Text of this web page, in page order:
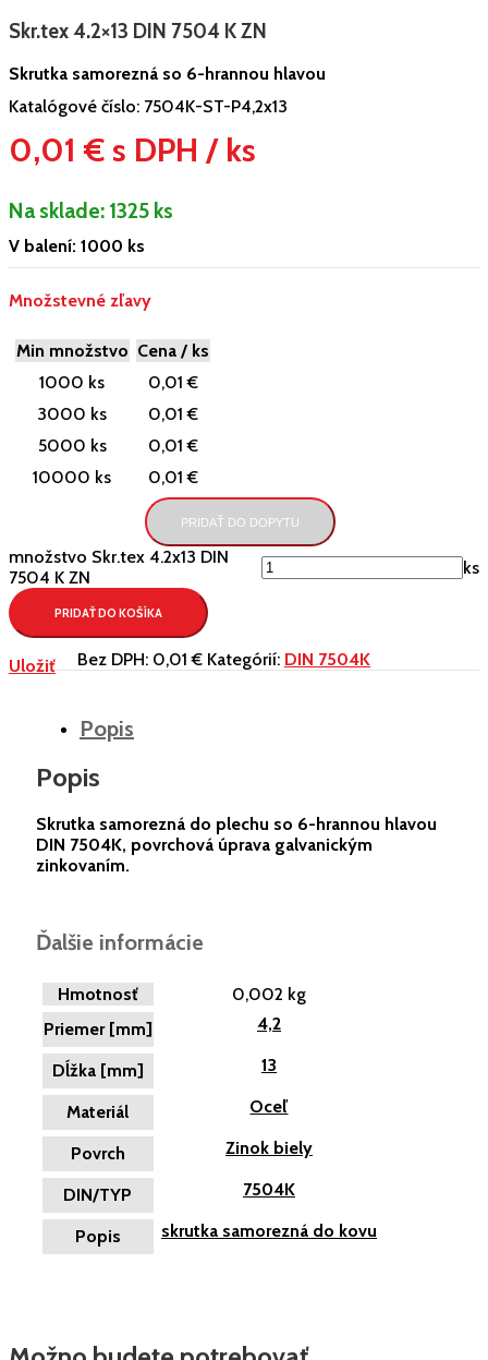
Skr.tex 4.2×13 DIN 7504 K ZN
Skrutka samorezná so 6-hrannou hlavou
Katalógové číslo: 7504K-ST-P4,2x13
0,01 € s DPH / ks
Na sklade: 1325 ks
V balení: 1000 ks
Množstevné zľavy
Min množstvo Cena / ks
1000 ks
0,01 €
3000 ks
0,01 €
5000 ks
0,01 €
10000 ks
0,01 €
PRIDAŤ DO DOPYTU
množstvo Skr.tex 4.2x13 DIN
7504 K ZN
ks
PRIDAŤ DO KOŠÍKA
Uložiť Bez DPH: 0,01 € Kategórií: DIN 7504K
Popis
Popis
Skrutka samorezná do plechu so 6-hrannou hlavou
DIN 7504K, povrchová úprava galvanickým
zinkovaním.
Ďalšie informácie
Hmotnosť
0,002 kg
Priemer [mm]
4,2
Dĺžka [mm] 13
Materiál Oceľ
Povrch Zinok biely
DIN/TYP 7504K
Popis skrutka samorezná do kovu